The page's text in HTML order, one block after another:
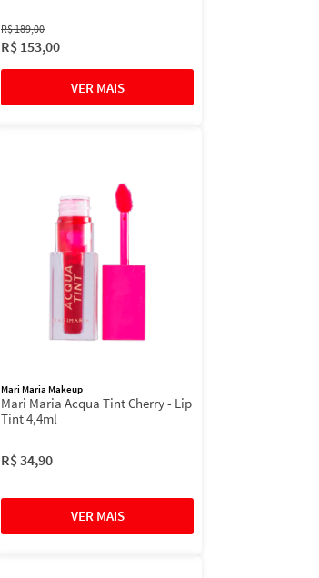
R$189,00
R$ 153,00
Mari Maria Makeup
Mari Maria Acqua Tint Cherry - Lip
Tint 4,4ml
R$34,90